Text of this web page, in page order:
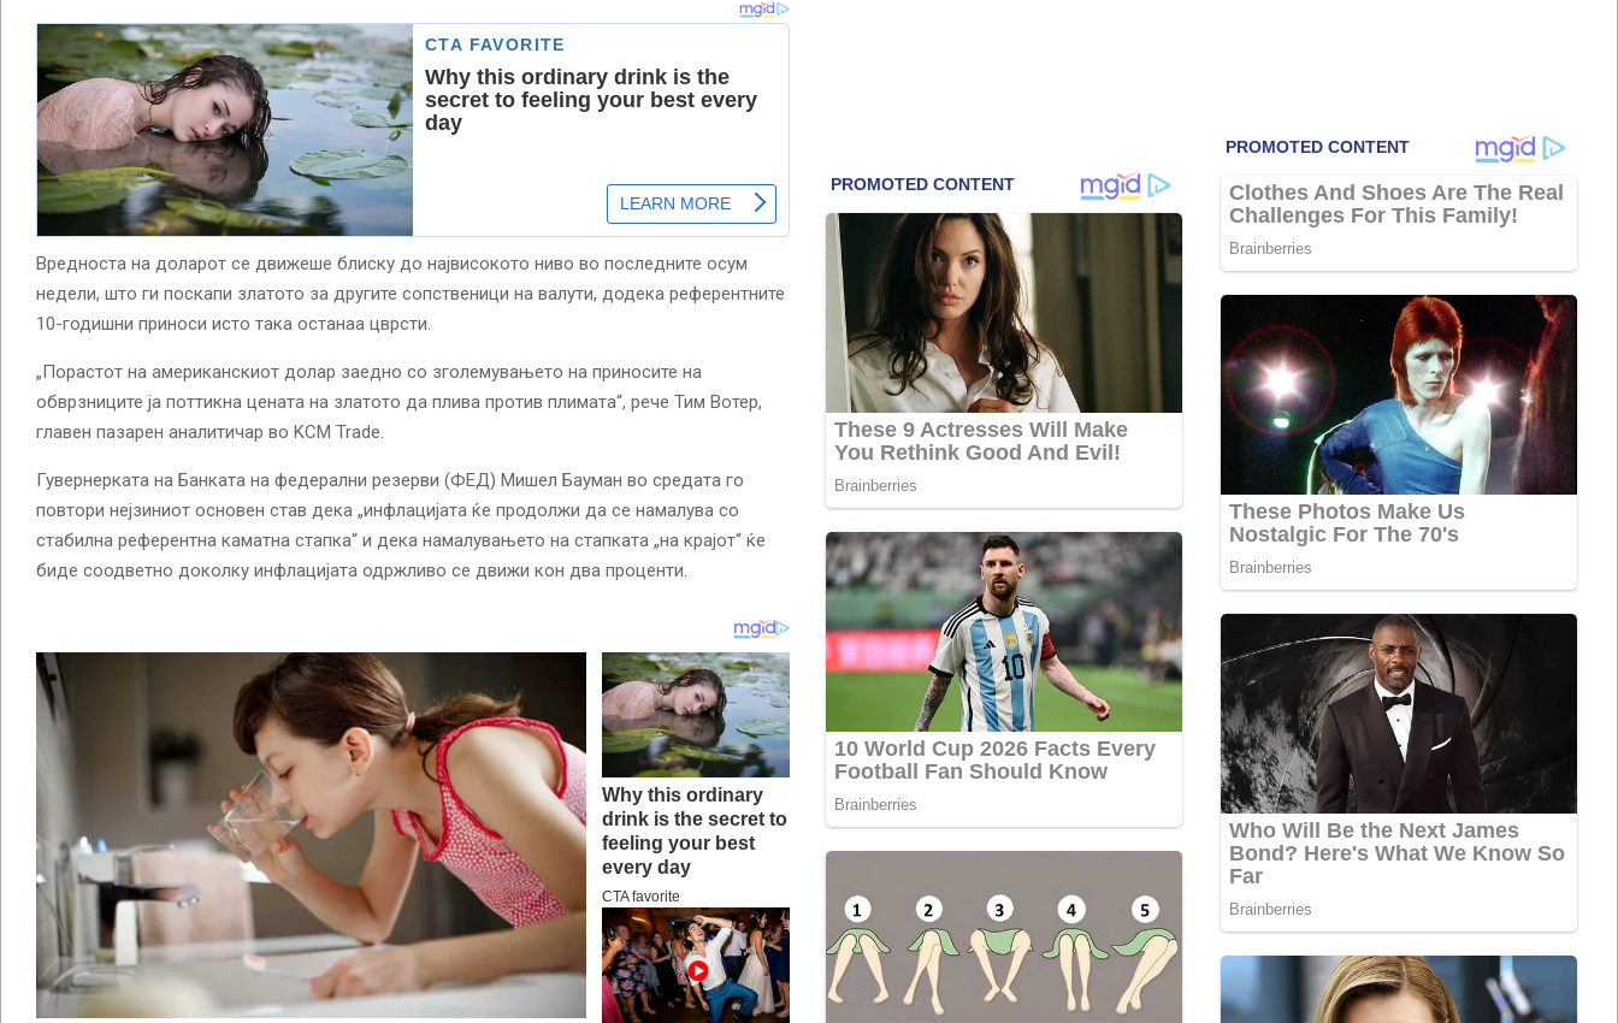
Вредноста на доларот се движеше блиску до највисокото ниво во последните осум
недели, што ги поскапи златото за другите сопственици на валути, додека референтните
10-годишни приноси исто така останаа цврсти.
„Порастот на американскиот долар заедно со зголемувањето на приносите на
обврзниците ја поттикна цената на златото да плива против плимата“, рече Тим Вотер,
главен пазарен аналитичар во KCM Trade.
Гувернерката на Банката на федерални резерви (ФЕД) Мишел Бауман во средата го
повтори нејзиниот основен став дека „инфлацијата ќе продолжи да се намалува со
стабилна референтна каматна стапка“ и дека намалувањето на стапката „на крајот“ ќе
биде соодветно доколку инфлацијата одржливо се движи кон два проценти.